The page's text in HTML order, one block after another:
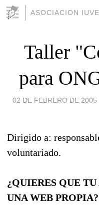
ASOCIACION
Taller
para
02 DE FEBRERO DE 2005
Dirigido a:
voluntariado.
¿QUIERES QUE
UNA WEB PROPIA?